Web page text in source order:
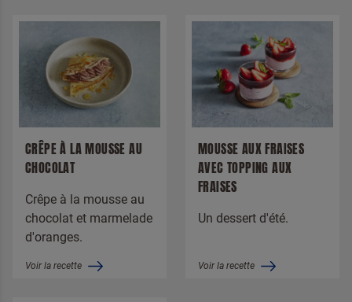
CRÊPE À LA MOUSSE AU
CHOCOLAT
Crêpe à la mousse au
chocolat et marmelade
d'oranges.
Voir la recette
MOUSSE AUX FRAISES
AVEC TOPPING AUX
FRAISES
Un dessert d'été.
Voir la recette